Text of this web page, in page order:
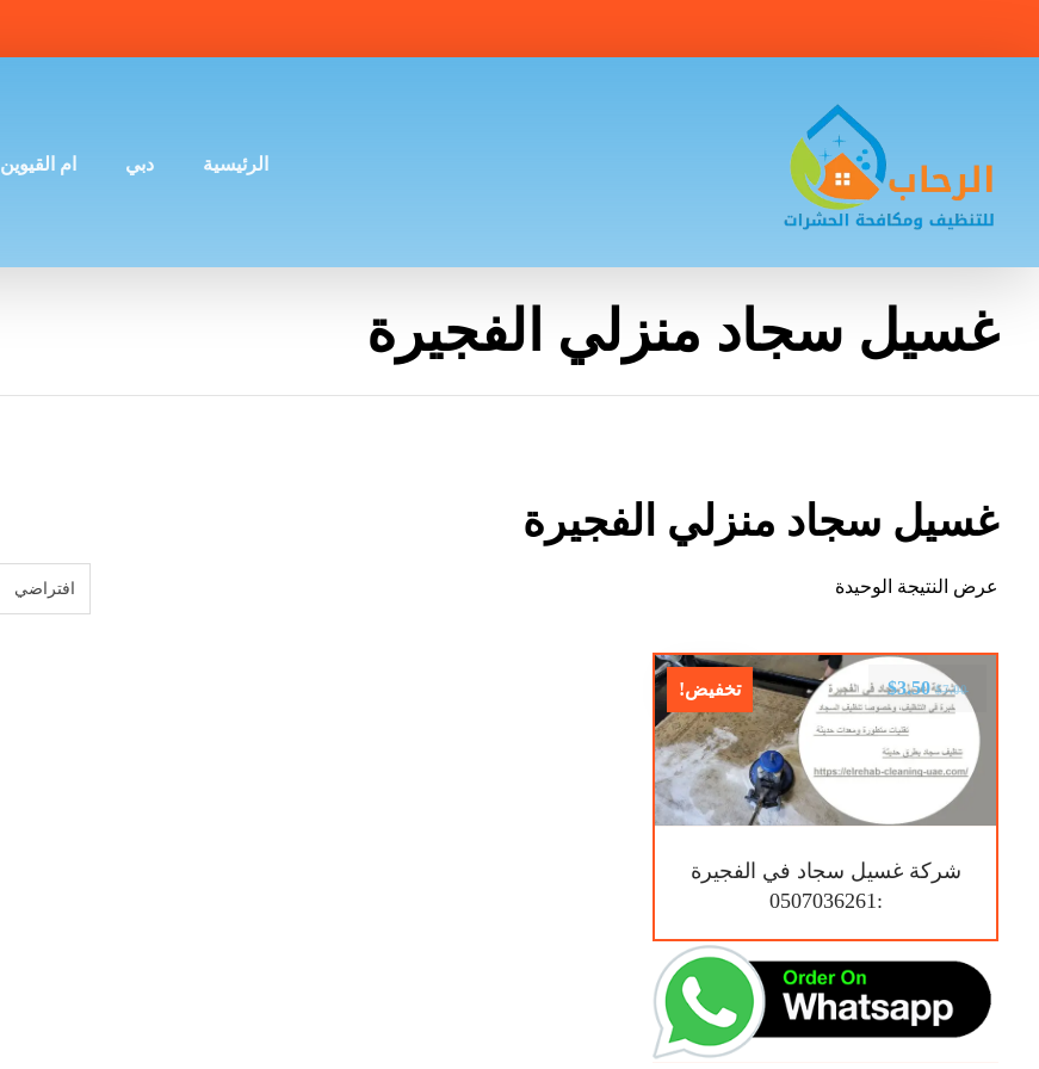
الرئيسية دبي ام القيوين
غسيل سجاد منزلي الفجيرة
غسيل سجاد منزلي الفجيرة
عرض النتيجة الوحيدة
تخفيض!
شركة غسيل سجاد في الفجيرة
:0507036261
$7.00
$3.50